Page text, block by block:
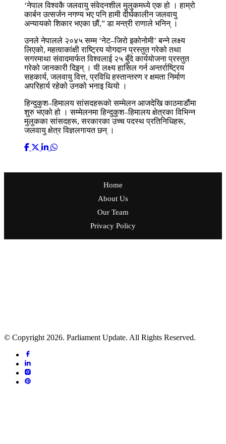
‘नेपाल विश्वकै जलवायु संवेदनशील मुलुकमध्ये एक हो । हाम्रो
कार्बन उत्सर्जन नगण्य भए पनि हामी दीर्घकालीन जलवायु
अन्यायको शिकार भएका छौं,” डा मन्त्री राणाले भनिन् ।
उनले नेपालले २०४५ सम्म ‘नेट–जिरो इकोनोमी’ बन्ने लक्ष्य
लिएको, महत्वाकांक्षी राष्ट्रिय योगदान प्रस्तुत गरेको तथा
सगरमाथा संवादमार्फत विश्वलाई २५ बुँदे कार्ययोजना प्रस्तुत
गरेको जानकारी दिइन् । यी लक्ष्य हासिल गर्न अन्तर्राष्ट्रिय
सहकार्य, जलवायु वित्त, प्रविधि हस्तान्तरण र क्षमता निर्माण
अपरिहार्य रहेको उनको भनाइ थियो ।
हिन्दुकुश–हिमालय सांसदहरूको सम्मेलन आजदेखि काठमाडौंमा
शुरु भएको हो । सम्मेलनमा हिन्दुकुश–हिमालय क्षेत्रका विभिन्न
मुलुकका सांसदहरू, सरकारका उच्च पदस्थ प्रतिनिधिहरू,
जलवायु क्षेत्र विज्ञलगायत छन् ।
Home
About Us
Our Team
Privacy Policy
© Copyright 2026. Parliament Update. All Rights Reserved.